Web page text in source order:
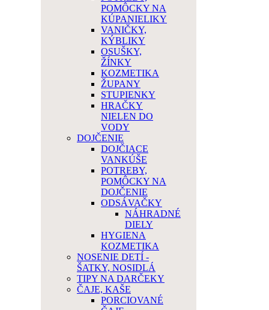
POMÔCKY NA
KÚPANIELIKY
VANIČKY,
KÝBLIKY
OSUŠKY,
ŽÍNKY
KOZMETIKA
ŽUPANY
STUPIENKY
HRAČKY
NIELEN DO
VODY
DOJČENIE
DOJČIACE
VANKÚŠE
POTREBY,
POMÔCKY NA
DOJČENIE
ODSÁVAČKY
NÁHRADNÉ
DIELY
HYGIENA
KOZMETIKA
NOSENIE DETÍ -
ŠATKY, NOSIDLÁ
TIPY NA DARČEKY
ČAJE, KAŠE
PORCIOVANÉ